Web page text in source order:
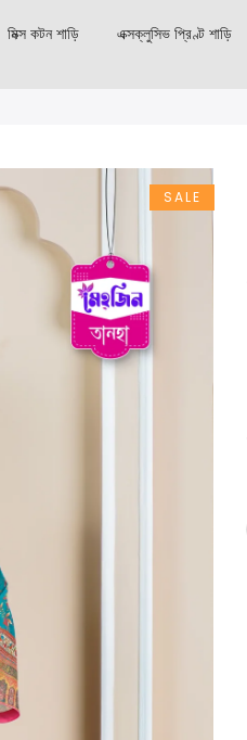
মিক্স কটন শাড়ি এক্সক্লুসিভ প্রিণ্ট শাড়ি
SALE